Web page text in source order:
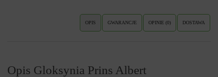
OPIS GWARANCJE OPINIE (0) DOSTAWA
Opis Gloksynia Prins Albert